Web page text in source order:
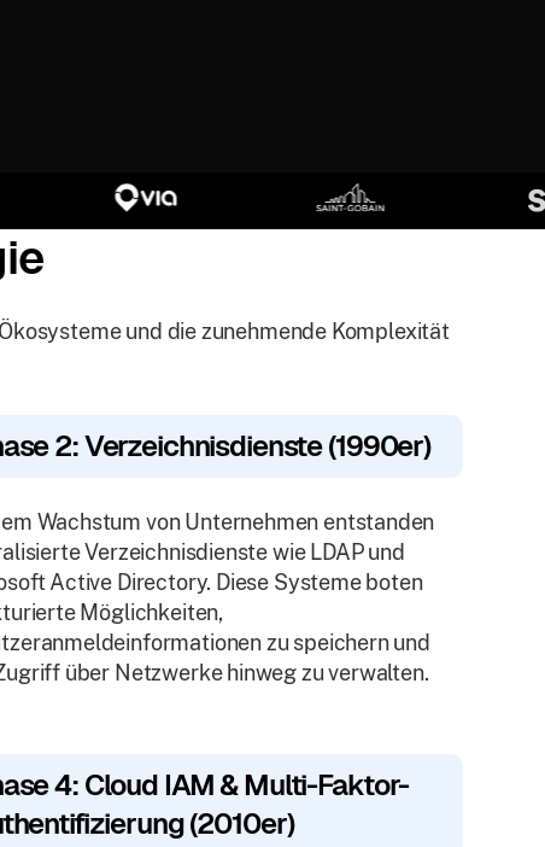
und die zunehmende Komplexität
2: Verzeichnisdienste (1990er)
Wachstum von Unternehmen entstanden
Verzeichnisdienste wie LDAP und
Active Directory. Diese Systeme boten
Möglichkeiten,
zu speichern und
über Netzwerke hinweg zu verwalten.
4: Cloud IAM & Multi-Faktor-
(2010er)